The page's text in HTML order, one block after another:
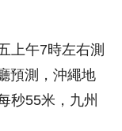
上午7時左右測
預測，沖繩地
秒55米，九州